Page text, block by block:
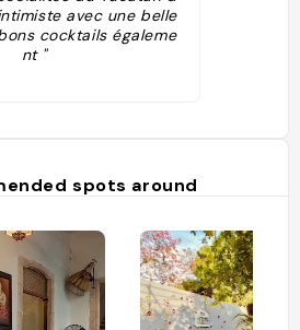
avec une belle
cocktails égaleme
nt "
spots around